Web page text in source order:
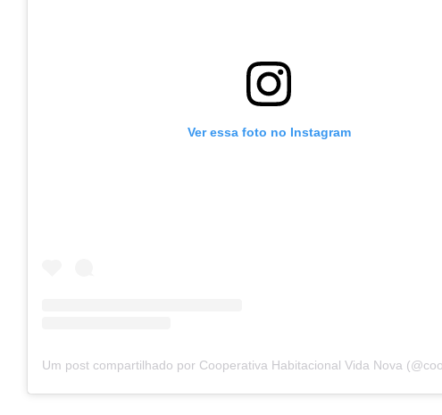
Ver essa foto no Instagram